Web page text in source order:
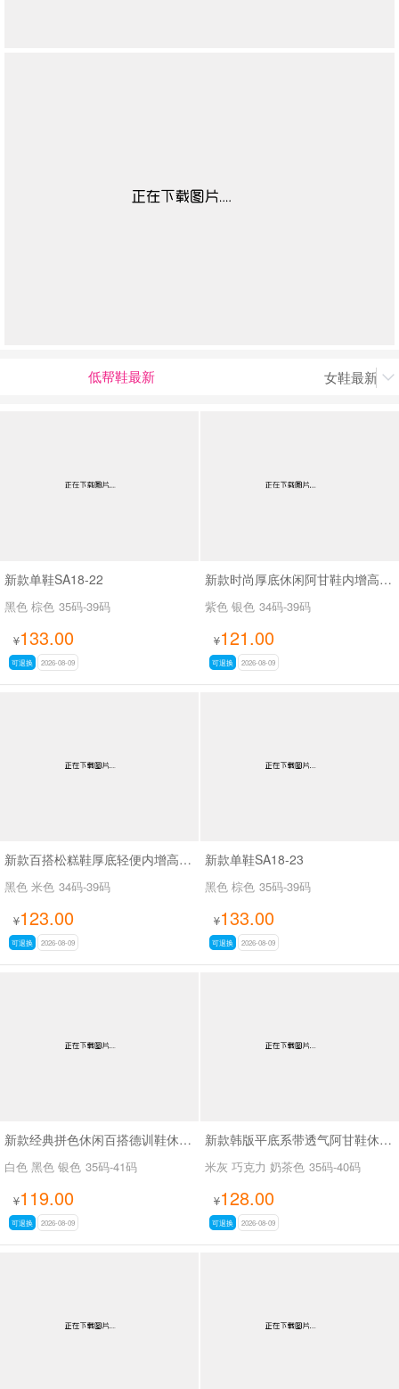
低帮鞋最新 女鞋最新上

新款单鞋SA18-22
黑色 棕色 35码-39码
¥133.00
可退换 2026-08-09
新款时尚厚底休闲阿甘鞋内增高休闲鞋 SA2165
紫色 银色 34码-39码
¥121.00
可退换 2026-08-09
新款百搭松糕鞋厚底轻便内增高休闲鞋SA2168
黑色 米色 34码-39码
¥123.00
可退换 2026-08-09
新款单鞋SA18-23
黑色 棕色 35码-39码
¥133.00
可退换 2026-08-09
新款经典拼色休闲百搭德训鞋休闲鞋SA6090
白色 黑色 银色 35码-41码
¥119.00
可退换 2026-08-09
新款韩版平底系带透气阿甘鞋休闲小白鞋SA058-9
米灰 巧克力 奶茶色 35码-40码
¥128.00
可退换 2026-08-09